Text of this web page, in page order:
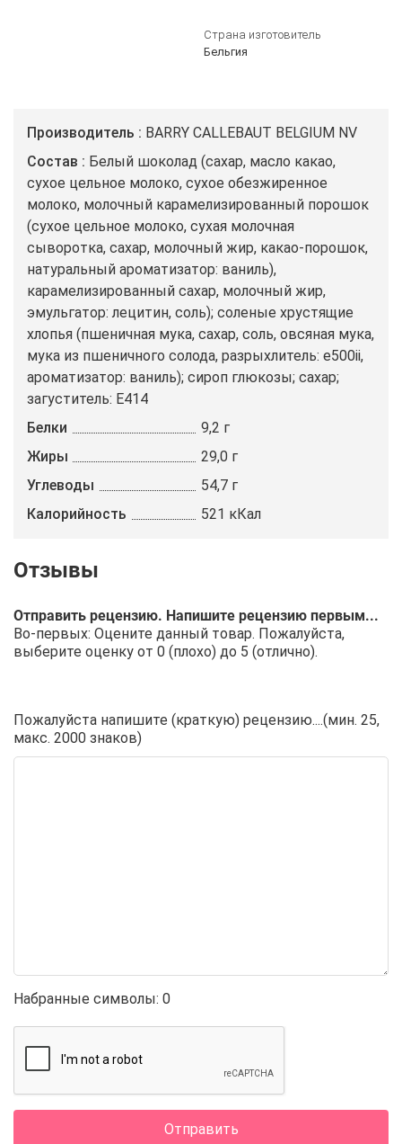
Страна изготовитель
Бельгия
Производитель
BARRY CALLEBAUT BELGIUM NV
Состав
Белый шоколад (сахар, масло какао,
сухое цельное молоко, сухое обезжиренное
молоко, молочный карамелизированный порошок
(сухое цельное молоко, сухая молочная
сыворотка, сахар, молочный жир, какао-порошок,
натуральный ароматизатор: ваниль),
карамелизированный сахар, молочный жир,
эмульгатор: лецитин, соль); соленые хрустящие
хлопья (пшеничная мука, сахар, соль, овсяная мука,
мука из пшеничного солода, разрыхлитель: e500ii,
ароматизатор: ваниль); сироп глюкозы; сахар;
загуститель: Е414
Белки
9,2 г
Жиры
29,0 г
Углеводы
54,7 г
Калорийность
521 кКал
Отправить рецензию. Напишите рецензию первым...
Во-первых: Оцените данный товар. Пожалуйста,
выберите оценку от 0 (плохо) до 5 (отлично).
Пожалуйста напишите (краткую) рецензию....(мин. 25,
макс. 2000 знаков)
Набранные символы: 0
Отправить